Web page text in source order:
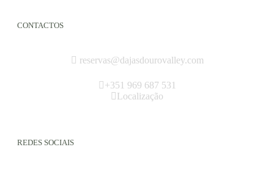
CONTACTOS
reservas@dajasdourovalley.com
+351 969 687 531
Localização
REDES SOCIAIS